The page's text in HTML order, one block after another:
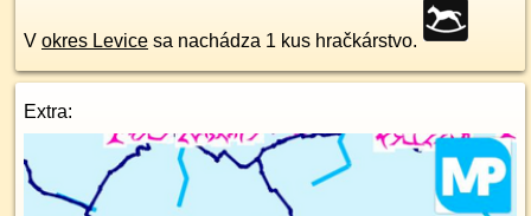
V okres Levice sa nachádza 1 kus hračkárstvo.
Extra: